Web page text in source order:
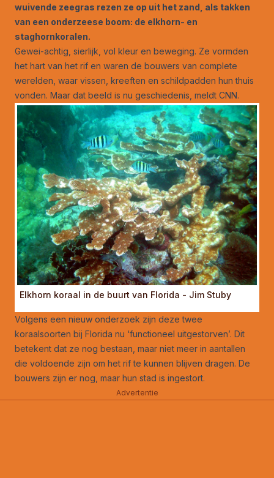
wuivende zeegras rezen ze op uit het zand, als takken
van een onderzeese boom: de elkhorn- en
staghornkoralen.
Gewei-achtig, sierlijk, vol kleur en beweging. Ze vormden
het hart van het rif en waren de bouwers van complete
werelden, waar vissen, kreeften en schildpadden hun thuis
vonden. Maar dat beeld is nu geschiedenis, meldt CNN.
Elkhorn koraal in de buurt van Florida - Jim Stuby
Volgens een nieuw onderzoek zijn deze twee
koraalsoorten bij Florida nu ‘functioneel uitgestorven’. Dit
betekent dat ze nog bestaan, maar niet meer in aantallen
die voldoende zijn om het rif te kunnen blijven dragen. De
bouwers zijn er nog, maar hun stad is ingestort.
Advertentie